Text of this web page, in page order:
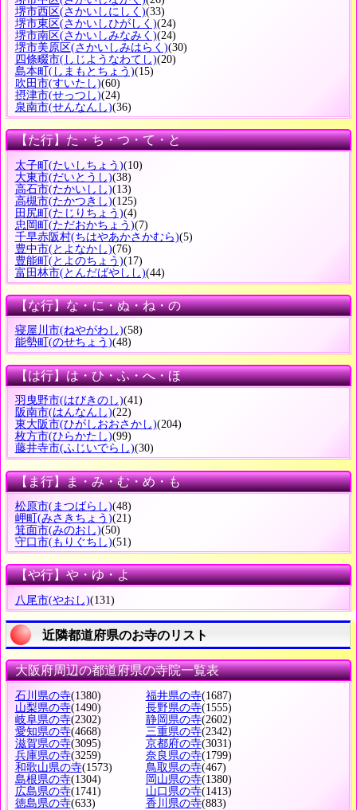
堺市西区(さかいしにしく)(33)
堺市東区(さかいしひがしく)(24)
堺市南区(さかいしみなみく)(24)
堺市美原区(さかいしみはらく)(30)
四條畷市(しじようなわてし)(20)
島本町 (しまもとちょう)(15)
吹田市(すいたし)(60)
摂津市(せっつし)(24)
泉南市(せんなんし)(36)
【た行】た・ち・つ・て・と
太子町(たいしちょう)(10)
大東市(だいとうし)(38)
高石市(たかいしし)(13)
高槻市(たかつきし)(125)
田尻町(たじりちょう)(4)
忠岡町(ただおかちょう)(7)
千早赤阪村(ちはやあかさかむら)(5)
豊中市(とよなかし)(76)
豊能町(とよのちょう)(17)
富田林市(とんだばやしし)(44)
【な行】な・に・ぬ・ね・の
寝屋川市(ねやがわし)(58)
能勢町 (のせちょう)(48)
【は行】は・ひ・ふ・へ・ほ
羽曳野市(はびきのし)(41)
阪南市(はんなんし)(22)
東大阪市(ひがしおおさかし)(204)
枚方市(ひらかたし)(99)
藤井寺市(ふじいでらし)(30)
【ま行】ま・み・む・め・も
松原市(まつばらし)(48)
岬町 (みさきちょう)(21)
箕面市(みのおし)(50)
守口市(もりぐちし)(51)
【や行】や・ゆ・よ
八尾市(やおし)(131)
近隣都道府県のお寺のリスト
大阪府周辺の都道府県の寺院一覧表
石川県の寺(1380) 福井県の寺(1687)
山梨県の寺(1490) 長野県の寺(1555)
岐阜県の寺(2302) 静岡県の寺(2602)
愛知県の寺(4668) 三重県の寺(2342)
滋賀県の寺(3095) 京都府の寺(3031)
兵庫県の寺(3259) 奈良県の寺(1799)
和歌山県の寺(1573) 鳥取県の寺(467)
島根県の寺(1304) 岡山県の寺(1380)
広島県の寺(1741) 山口県の寺(1413)
徳島県の寺(633) 香川県の寺(883)